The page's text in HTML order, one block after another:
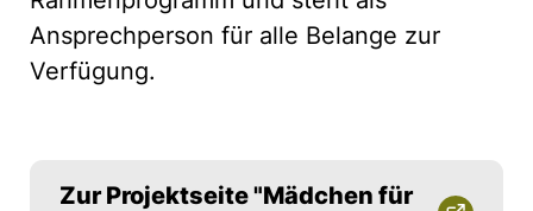
Ansprechperson für alle Belange zur
Verfügung.
Zur Projektseite "Mädchen für